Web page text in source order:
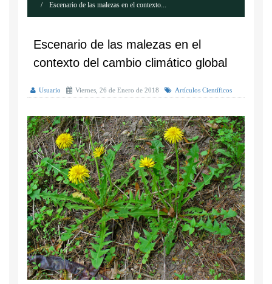
Escenario de las malezas en el contexto...
Escenario de las malezas en el
contexto del cambio climático global
Usuario Viernes, 26 de Enero de 2018 Artículos Científicos